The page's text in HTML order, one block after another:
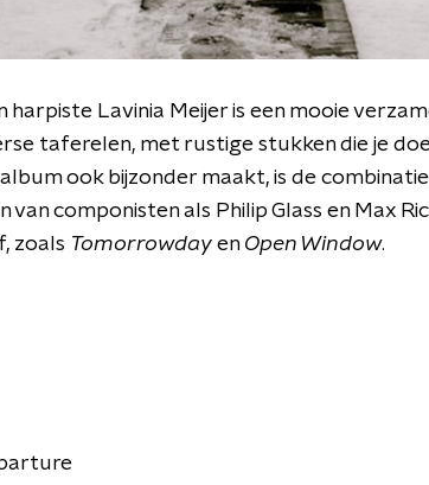
harpiste Lavinia Meijer is een mooie
taferelen, met rustige stukken die je
ook bijzonder maakt, is de
van componisten als Philip Glass en Max
zoals Tomorrowday en Open Window.